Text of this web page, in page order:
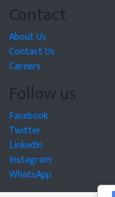
Contact
About Us
Contact Us
Careers
Follow us
Facebook
Twitter
LinkedIn
Instagram
WhatsApp